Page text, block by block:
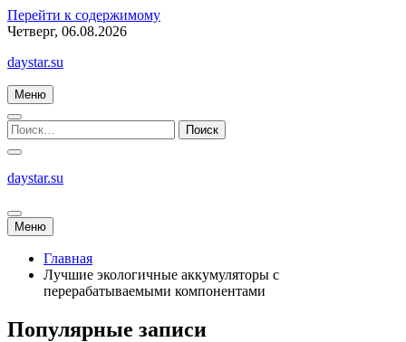
Перейти к содержимому
Четверг, 06.08.2026
daystar.su
Меню
daystar.su
Меню
Главная
Лучшие экологичные аккумуляторы с
перерабатываемыми компонентами
Популярные записи